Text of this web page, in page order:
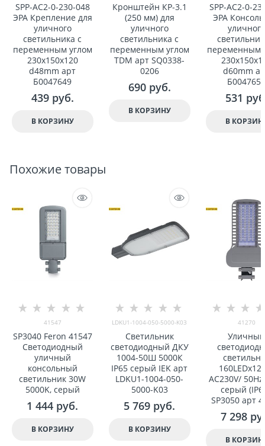
SPP-AC2-0-230-048
ЭРА Крепление для
уличного
светильника с
переменным углом
230x150x120
d48mm арт
Б0047649
439 руб.
В КОРЗИНУ
Кронштейн КР-3.1
(250 мм) для
уличного
светильника с
переменным углом
TDM арт SQ0338-
0206
690 руб.
В КОРЗИНУ
SPP-AC2-0-
ЭРА
уличного
переменным
d60mm
531
В
Похожие товары
41547
SP3040 Feron 41547
Светодиодный
уличный
консольный
светильник 30W
5000K, серый
1 444 руб.
В КОРЗИНУ
LDKU1-1004-050-5000-K03
Светильник
светодиодный ДКУ
1004-50Ш 5000К
IP65 серый IEK арт
LDKU1-1004-050-
5000-K03
5 769 руб.
В КОРЗИНУ
41270
Уличный
AC230V/
серый
SP3050 арт
7 298
В